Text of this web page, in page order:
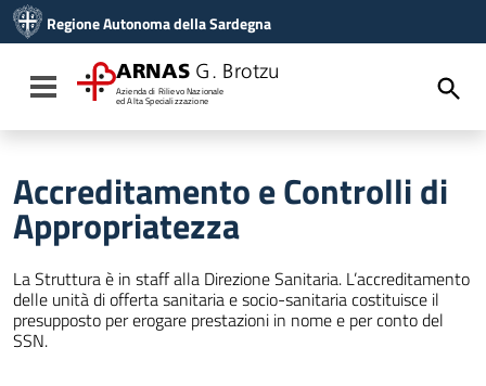
Vai al menu di navigazione
Vai al footer
Regione Autonoma della Sardegna
Toggle navigation
ARNAS G. Brotzu
Azienda di Rilievo Nazionale
ed Alta Specializzazione
Accreditamento e Controlli di
Appropriatezza
La Struttura è in staff alla Direzione Sanitaria. L’accreditamento
delle unità di offerta sanitaria e socio-sanitaria costituisce il
presupposto per erogare prestazioni in nome e per conto del
SSN.